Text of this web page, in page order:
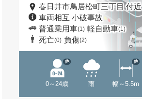
春日井市鳥居松町三丁目 付近
車両相互 小破事故
普通乗用車(1) 軽自動車(1)
死亡(0) 負傷(2)
0～24歳
他
雨 幅～5.5m
他